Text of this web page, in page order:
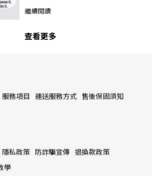
繼續閱讀
查看更多
服務項目 運送服務方式 售後保固須知
隱私政策 防詐騙宣傳 退換款政策
學